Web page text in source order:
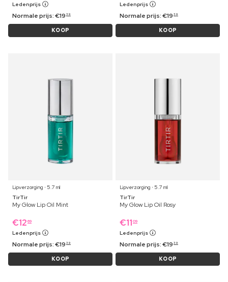
Ledenprijs
Normale prijs:€19 39
KOOP
Ledenprijs
Normale prijs:€19 39
KOOP
Lipverzorging ⋅ 5.7 ml
TirTir
My Glow Lip Oil Mint
€12 69
Ledenprijs
Normale prijs:€19 39
KOOP
Lipverzorging ⋅ 5.7 ml
TirTir
My Glow Lip Oil Rosy
€11 09
Ledenprijs
Normale prijs:€19 39
KOOP